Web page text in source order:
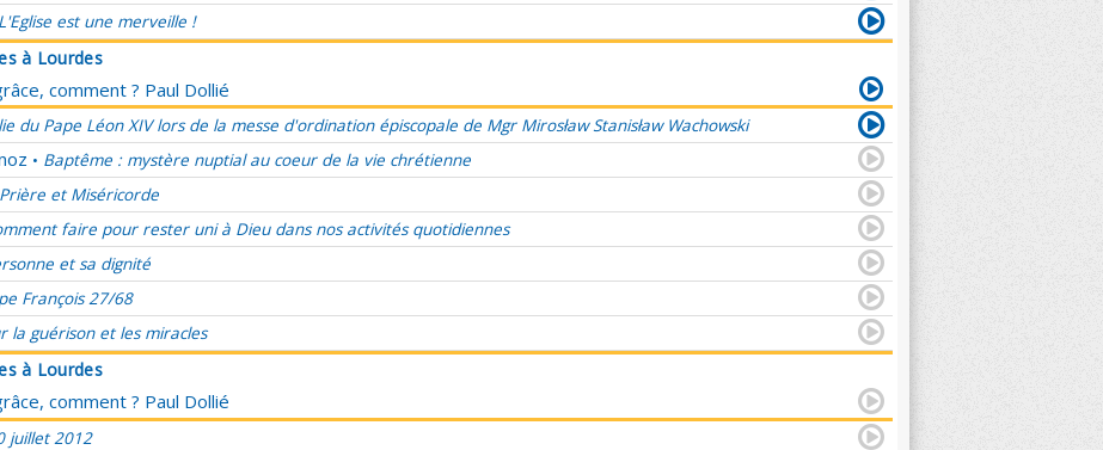
L'Eglise est une merveille !
à Lourdes
comment ? Paul Dollié
du Pape Léon XIV lors de la messe d'ordination épiscopale de Mgr Mirosław Stanisław Wachowski
• Baptême : mystère nuptial au coeur de la vie chrétienne
Prière et Miséricorde
faire pour rester uni à Dieu dans nos activités quotidiennes
et sa dignité
François 27/68
la guérison et les miracles
à Lourdes
comment ? Paul Dollié
juillet 2012